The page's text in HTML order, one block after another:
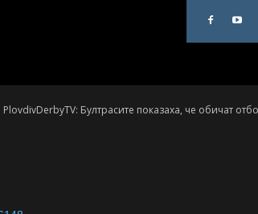
PlovdivDerbyTV: Бултрасите показаха, че обичат